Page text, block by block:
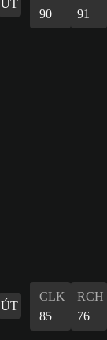
ÚT
90
91
ÚT
CLK
85
RCH
76